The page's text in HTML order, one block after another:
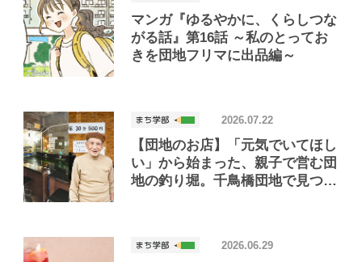
マンガ『ゆるやかに、くらしつな
がる話』第16話 ～私のとってお
きを団地フリマに出品編～
【団地のお店】「元気でいてほし
い」から始まった、親子で営む団
地の釣り堀。千鳥橋団地で見つけ
2026.07.22
2026.06.29